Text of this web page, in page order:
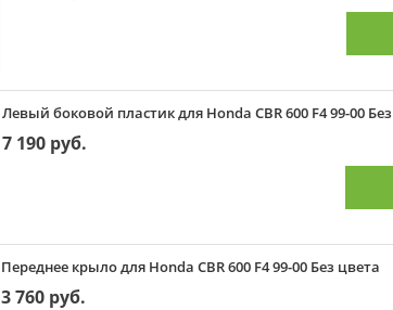
Левый боковой пластик для Honda CBR 600 F4 99-00
7 190 руб.
Переднее крыло для Honda CBR 600 F4 99-00 Без цвета
3 760 руб.